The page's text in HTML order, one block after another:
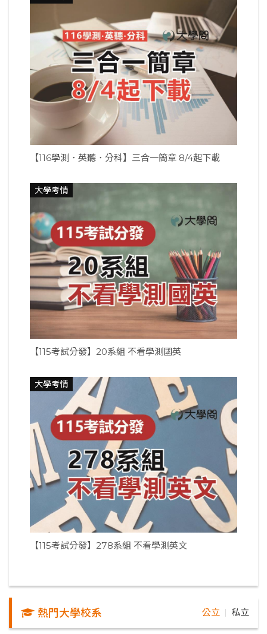
【116學測．英聽．分科】三合一簡章 8/4起下載
大學考情
【115考試分發】20系組 不看學測國英
大學考情
【115考試分發】278系組 不看學測英文
熱門大學校系 公立 私立